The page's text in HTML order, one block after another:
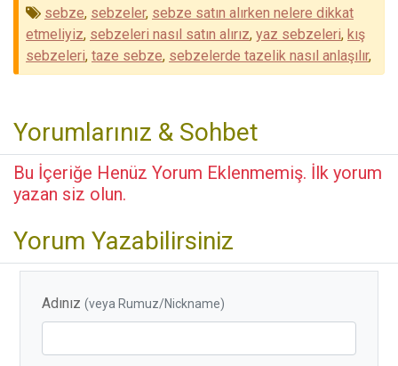
sebze, sebzeler, sebze satın alırken nelere dikkat
etmeliyiz, sebzeleri nasıl satın alırız, yaz sebzeleri, kış
sebzeleri, taze sebze, sebzelerde tazelik nasıl anlaşılır,
Yorumlarınız & Sohbet
Bu İçeriğe Henüz Yorum Eklenmemiş. İlk yorum
yazan siz olun.
Yorum Yazabilirsiniz
Adınız(veya Rumuz/Nickname)